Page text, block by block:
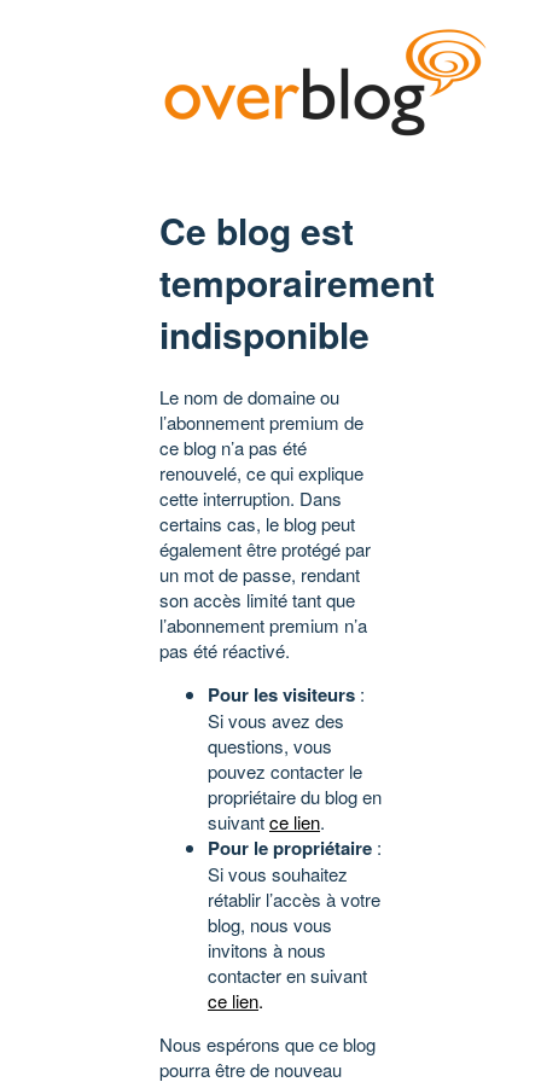
Ce blog est
temporairement
indisponible
Le nom de domaine ou
l’abonnement premium de
ce blog n’a pas été
renouvelé, ce qui explique
cette interruption. Dans
certains cas, le blog peut
également être protégé par
un mot de passe, rendant
son accès limité tant que
l’abonnement premium n’a
pas été réactivé.
Pour les visiteurs :
Si vous avez des
questions, vous
pouvez contacter le
propriétaire du blog en
suivantce lien.
Pour le propriétaire :
Si vous souhaitez
rétablir l’accès à votre
blog, nous vous
invitons à nous
contacter en suivant
ce lien.
Nous espérons que ce blog
pourra être de nouveau